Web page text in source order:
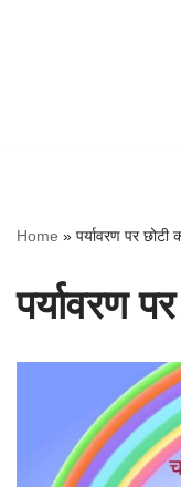
Home » पर्यावरण पर छोटी
पर्यावरण